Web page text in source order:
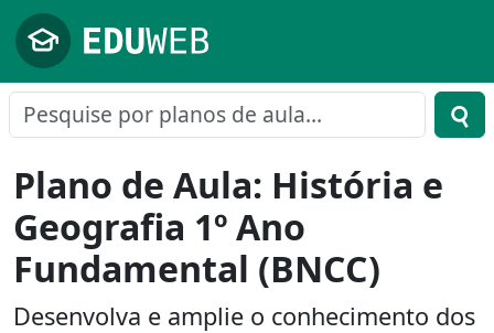
Pular para o conteúdo principal
Plano de Aula: História e
Geografia 1º Ano
Fundamental (BNCC)
Desenvolva e amplie o conhecimento dos